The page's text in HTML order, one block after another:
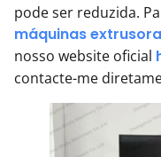
pode ser reduzida.
máquinas
nosso website oficial
contacte-me